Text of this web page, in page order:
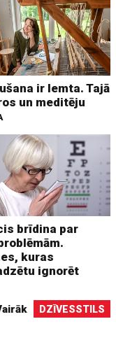
ir lemta. Tajā
un meditēju
brīdina par
kuras
ignorēt
DZĪVESSTILS